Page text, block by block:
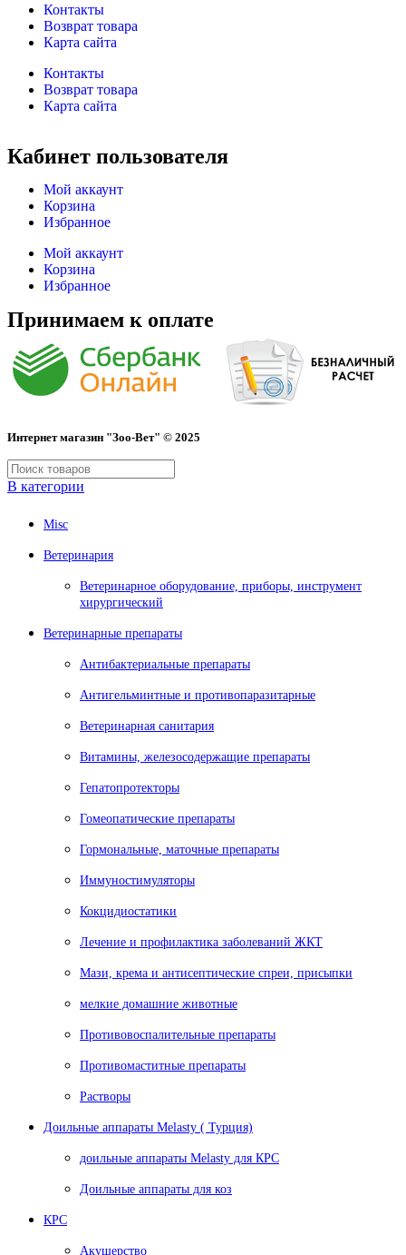
Контакты
Возврат товара
Карта сайта
Контакты
Возврат товара
Карта сайта
Кабинет пользователя
Мой аккаунт
Корзина
Избранное
Мой аккаунт
Корзина
Избранное
Принимаем к оплате
Интернет магазин "Зоо-Вет" © 2025
В категории
Misc
Ветеринария
Ветеринарное оборудование, приборы, инструмент
хирургический
Ветеринарные препараты
Антибактериальные препараты
Антигельминтные и противопаразитарные
Ветеринарная санитария
Витамины, железосодержащие препараты
Гепатопротекторы
Гомеопатические препараты
Гормональные, маточные препараты
Иммуностимуляторы
Кокцидиостатики
Лечение и профилактика заболеваний ЖКТ
Мази, крема и антисептические спреи, присыпки
мелкие домашние животные
Противовоспалительные препараты
Противомаститные препараты
Растворы
Доильные аппараты Melasty ( Турция)
доильные аппараты Melasty для КРС
Доильные аппараты для коз
КРС
Акушерство